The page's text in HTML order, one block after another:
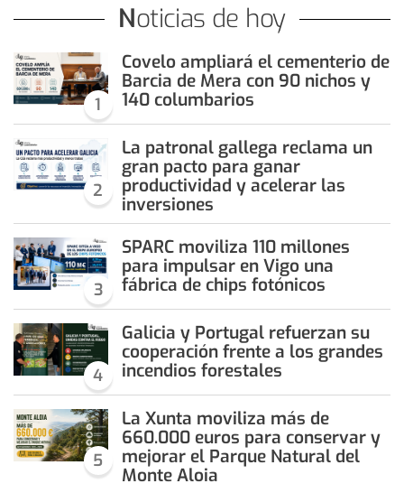
Noticias de hoy
1
Covelo ampliará el cementerio de
Barcia de Mera con 90 nichos y
140 columbarios
2
La patronal gallega reclama un
gran pacto para ganar
productividad y acelerar las
inversiones
3
SPARC moviliza 110 millones
para impulsar en Vigo una
fábrica de chips fotónicos
4
Galicia y Portugal refuerzan su
cooperación frente a los grandes
incendios forestales
5
La Xunta moviliza más de
660.000 euros para conservar y
mejorar el Parque Natural del
Monte Aloia